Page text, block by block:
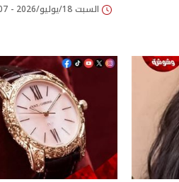
السبت 18/يوليو/2026 - 04:07 م